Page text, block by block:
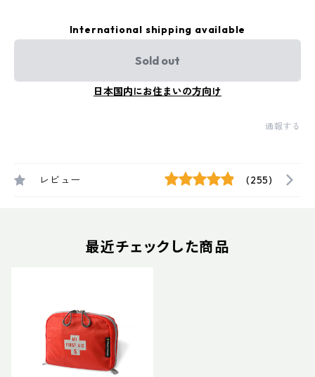
International shipping available
Sold out
日本国内にお住まいの方向け
通報する
レビュー (255)
最近チェックした商品